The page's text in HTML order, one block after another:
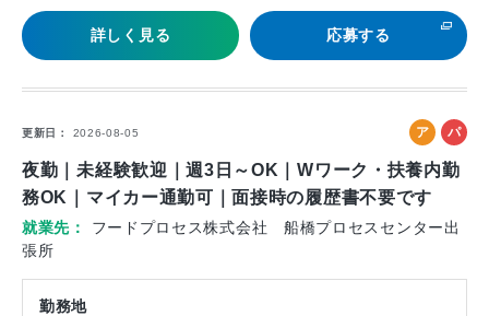
詳しく見る 応募する
更新日 2026-08-05
ア
ル
イ
ト
パ
ー
夜勤｜未経験歓迎｜週3日～OK｜Wワーク・扶養内勤
務OK｜マイカー通勤可｜面接時の履歴書不要です
就業先
フードプロセス株式会社 船橋プロセスセンター出
張所
勤務地